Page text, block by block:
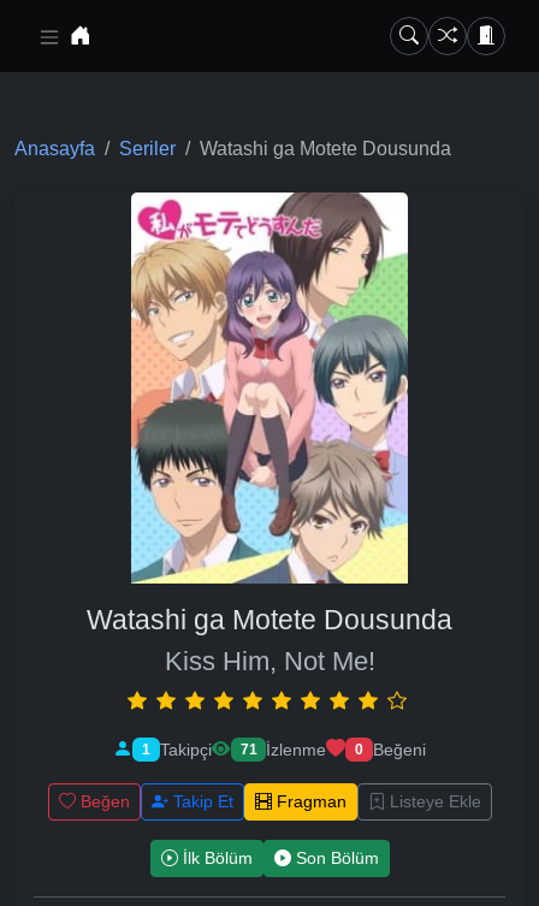
Anasayfa Seriler Watashi ga Motete Dousunda
Watashi ga Motete Dousunda
Kiss Him, Not Me!
1 Takipçi 71 İzlenme 0 Beğeni
Beğen Takip Et Fragman Listeye Ekle
İlk Bölüm Son Bölüm